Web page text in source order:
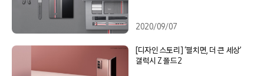
2020/09/07
[디자인 스토리] ‘펼치면, 더 큰 세상’
갤럭시 Z 폴드2